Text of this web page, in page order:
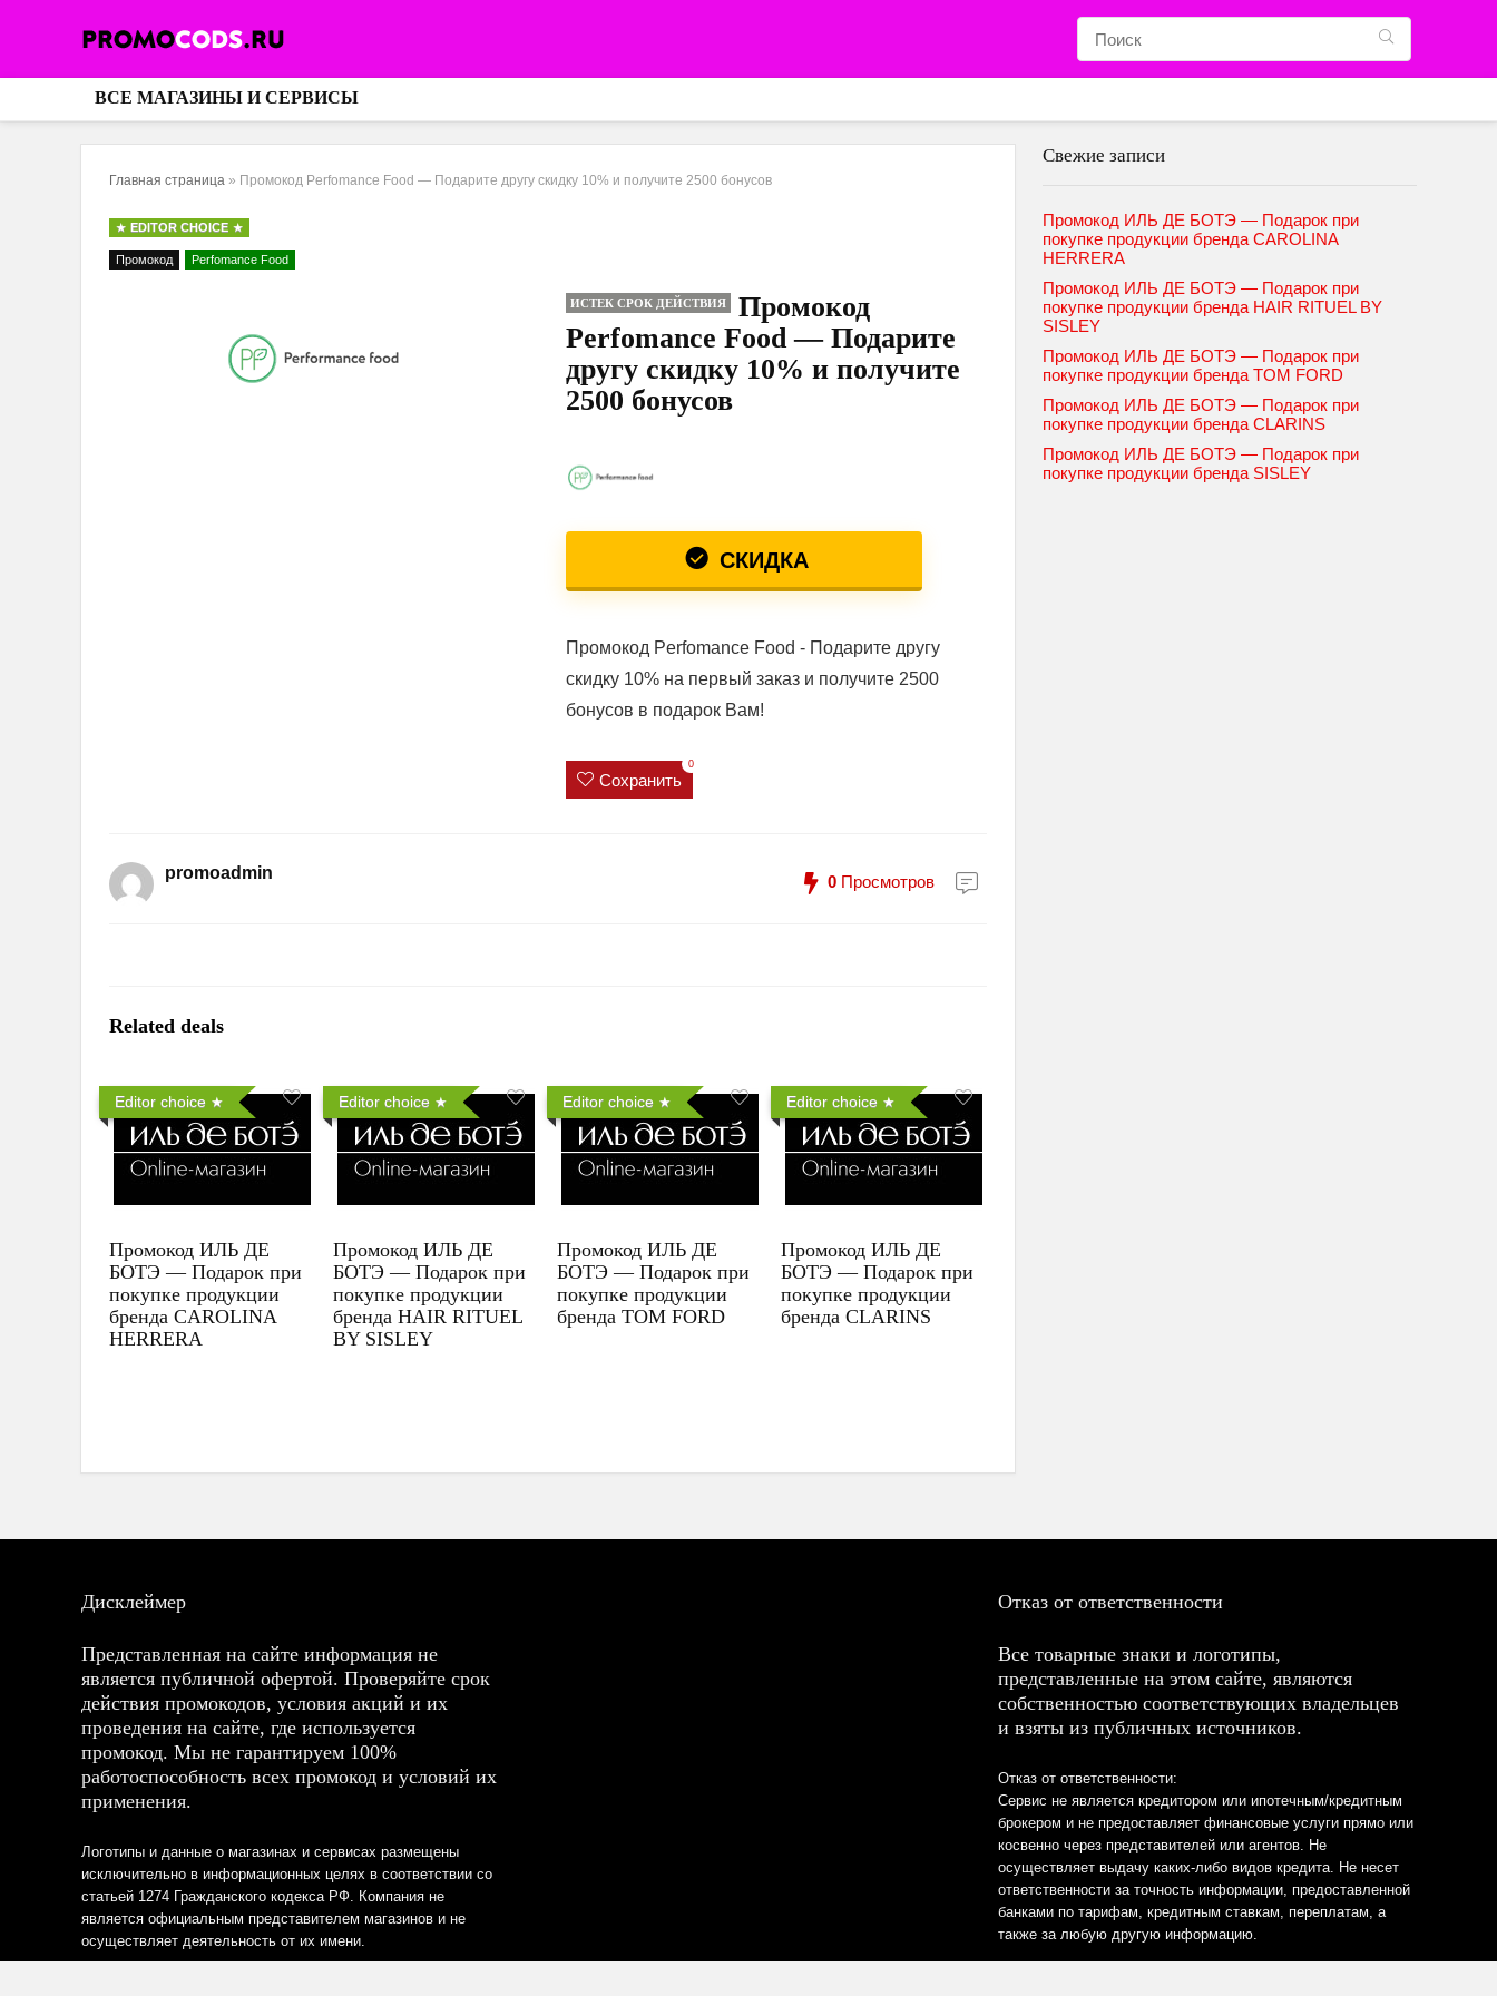
ВСЕ МАГАЗИНЫ И СЕРВИСЫ
Главная страница » Промокод Perfomance Food — Подарите другу скидку 10% и получите 2500 бонусов
EDITOR CHOICE
Промокод Perfomance Food
ИСТЕК СРОК ДЕЙСТВИЯ
Промокод
Perfomance Food — Подарите
другу скидку 10% и получите
2500 бонусов
СКИДКА
Промокод Perfomance Food - Подарите другу
скидку 10% на первый заказ и получите 2500
бонусов в подарок Вам!
Сохранить
0
promoadmin 0 Просмотров
Related deals
Editor choice
Промокод ИЛЬ ДЕ
БОТЭ — Подарок при
покупке продукции
бренда CAROLINA
HERRERA
Editor choice
Промокод ИЛЬ ДЕ
БОТЭ — Подарок при
покупке продукции
бренда HAIR RITUEL
BY SISLEY
Editor choice
Промокод ИЛЬ ДЕ
БОТЭ — Подарок при
покупке продукции
бренда TOM FORD
Editor choice
Промокод ИЛЬ ДЕ
БОТЭ — Подарок при
покупке продукции
бренда CLARINS
Свежие записи
Промокод ИЛЬ ДЕ БОТЭ — Подарок при
покупке продукции бренда CAROLINA
HERRERA
Промокод ИЛЬ ДЕ БОТЭ — Подарок при
покупке продукции бренда HAIR RITUEL BY
SISLEY
Промокод ИЛЬ ДЕ БОТЭ — Подарок при
покупке продукции бренда TOM FORD
Промокод ИЛЬ ДЕ БОТЭ — Подарок при
покупке продукции бренда CLARINS
Промокод ИЛЬ ДЕ БОТЭ — Подарок при
покупке продукции бренда SISLEY
Дисклеймер
Представленная на сайте информация не
является публичной офертой. Проверяйте срок
действия промокодов, условия акций и их
проведения на сайте, где используется
промокод. Мы не гарантируем 100%
работоспособность всех промокод и условий их
применения.
Логотипы и данные о магазинах и сервисах размещены
исключительно в информационных целях в соответствии со
статьей 1274 Гражданского кодекса РФ. Компания не
является официальным представителем магазинов и не
осуществляет деятельность от их имени.
Отказ от ответственности
Все товарные знаки и логотипы,
представленные на этом сайте, являются
собственностью соответствующих владельцев
и взяты из публичных источников.
Отказ от ответственности:
Сервис не является кредитором или ипотечным/кредитным
брокером и не предоставляет финансовые услуги прямо или
косвенно через представителей или агентов. Не
осуществляет выдачу каких-либо видов кредита. Не несет
ответственности за точность информации, предоставленной
банками по тарифам, кредитным ставкам, переплатам, а
также за любую другую информацию.